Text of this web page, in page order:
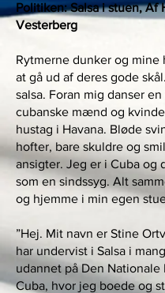
Politiken: Salsa i stuen, Af
Vesterberg
Rytmerne dunker og mine
at gå ud af deres gode
salsa. Foran mig danser
cubanske mænd og
hustag i Havana. Bløde
hofter, bare skuldre og
ansigter. Jeg er i Cuba og
som en sindssyg. Alt
og hjemme i min egen
”Hej. Mit navn er Stine
har undervist i Salsa i
udannet på Den Nationale
Cuba, hvor jeg boede og